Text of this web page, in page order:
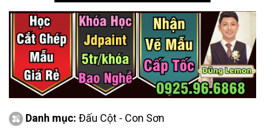
Danh mục: Đấu Cột - Con Sơn